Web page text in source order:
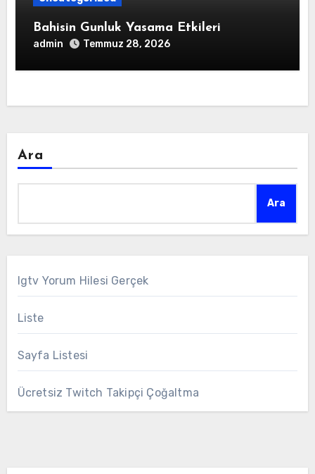
Bahisin Gunluk Yasama Etkileri
admin Temmuz 28, 2026
Ara
Ara
Igtv Yorum Hilesi Gerçek
Liste
Sayfa Listesi
Ücretsiz Twitch Takipçi Çoğaltma